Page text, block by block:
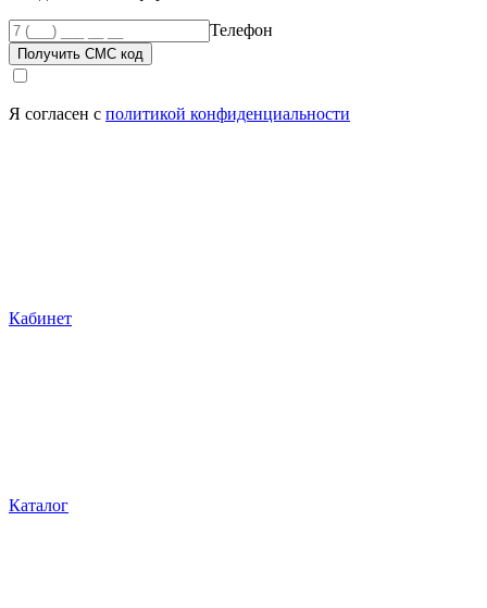
Телефон
Получить СМС код
Я согласен с политикой конфиденциальности
Кабинет
Каталог